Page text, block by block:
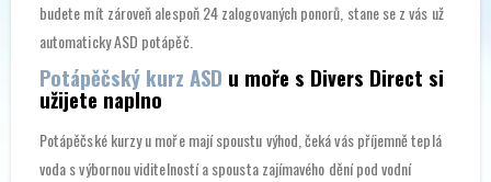
budete mít zároveň alespoň 24 zalogovaných ponorů, stane se z vás už
automaticky ASD potápěč.
Potápěčský kurz ASD u moře s Divers Direct si
užijete naplno
Potápěčské kurzy u moře mají spoustu výhod, čeká vás příjemně teplá
voda s výbornou viditelností a spousta zajímavého dění pod vodní